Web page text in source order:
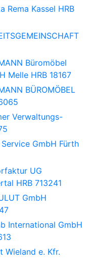
Rema Kassel HRB
Büromöbel
Melle HRB 18167
BÜROMÖBEL
Verwaltungs-
GmbH Fürth
UG
HRB 713241
GmbH
International GmbH
Wieland e. Kfr.